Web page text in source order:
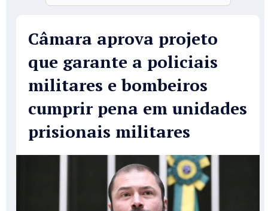
Câmara aprova projeto
que garante a policiais
militares e bombeiros
cumprir pena em unidades
prisionais militares